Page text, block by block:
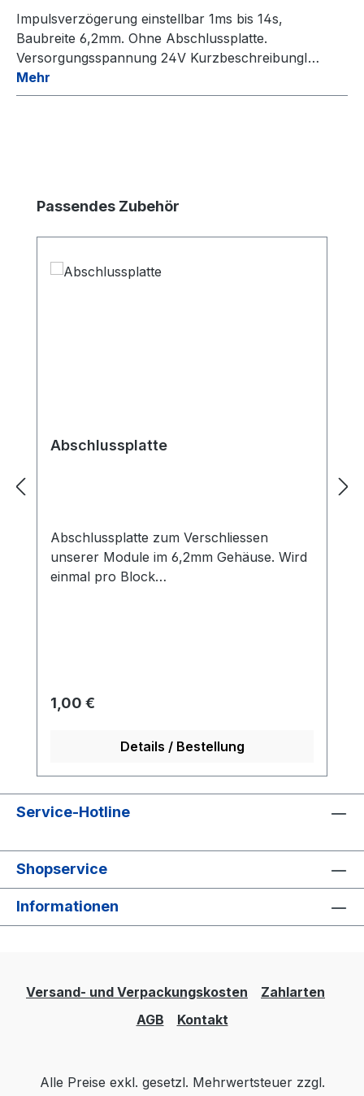
Impulsverzögerung einstellbar 1ms bis 14s,
Baubreite 6,2mm. Ohne Abschlussplatte.
Versorgungsspannung 24V KurzbeschreibungI…
Mehr
Produktgalerie überspringen
Passendes Zubehör
Abschlussplatte
Abschlussplatte zum Verschliessen
unserer Module im 6,2mm Gehäuse. Wird
einmal pro Block
Montage eines einzelnen Moduls wir die
Regulärer Preis:
1,00 €
Details / Bestellung
Service-Hotline
Shopservice
Informationen
Versand- und Verpackungskosten
Zahlarten
AGB
Kontakt
Alle Preise exkl. gesetzl. Mehrwertsteuer zzgl.